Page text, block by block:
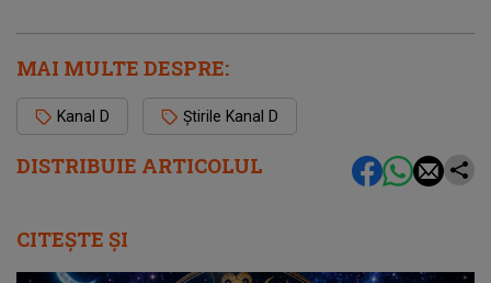
DISTRIBUIE ARTICOLUL
MAI MULTE DESPRE:
Kanal D Știrile Kanal D
CITEȘTE ȘI